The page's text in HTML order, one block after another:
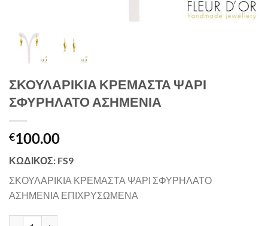
ΣΚΟΥΛΑΡΙΚΙΑ ΚΡΕΜΑΣΤΑ ΨΑΡΙ
ΣΦΥΡΗΛΑΤΟ ΑΣΗΜΕΝΙΑ
€100.00
ΚΩΔΙΚΟΣ: FS9
ΣΚΟΥΛΑΡΙΚΙΑ ΚΡΕΜΑΣΤΑ ΨΑΡΙ ΣΦΥΡΗΛΑΤΟ
ΑΣΗΜΕΝΙΑ ΕΠΙΧΡΥΣΩΜΕΝΑ